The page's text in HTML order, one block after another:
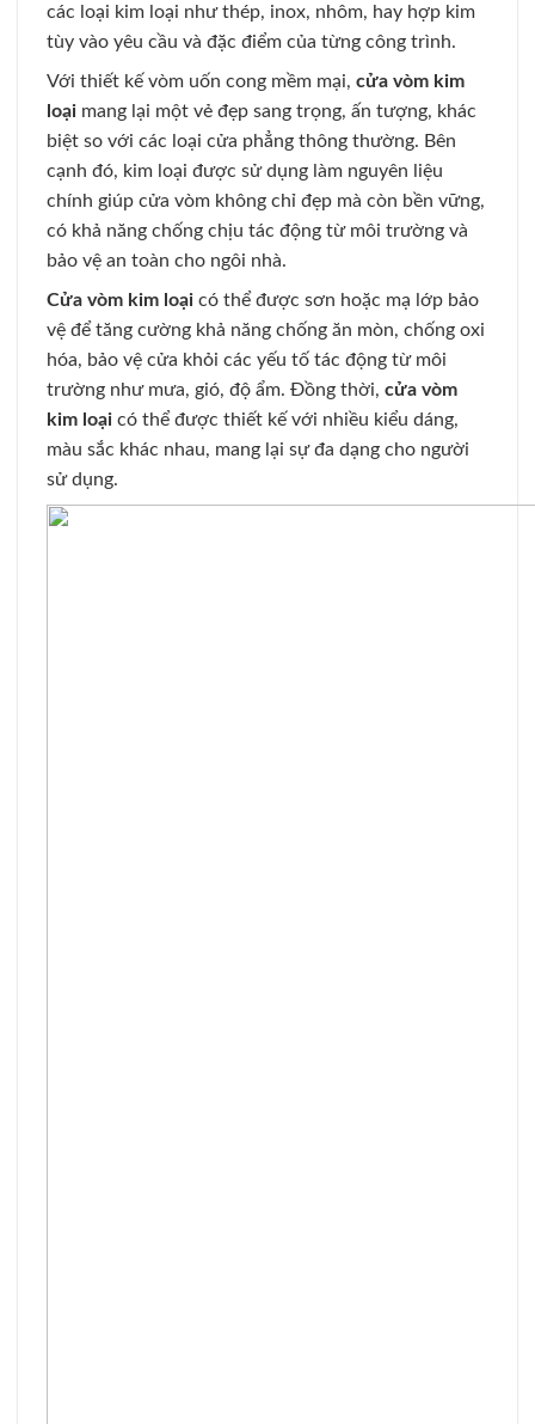
các loại kim loại như thép, inox, nhôm, hay hợp kim
tùy vào yêu cầu và đặc điểm của từng công trình.
Với thiết kế vòm uốn cong mềm mại, cửa vòm kim
loại mang lại một vẻ đẹp sang trọng, ấn tượng, khác
biệt so với các loại cửa phẳng thông thường. Bên
cạnh đó, kim loại được sử dụng làm nguyên liệu
chính giúp cửa vòm không chỉ đẹp mà còn bền vững,
có khả năng chống chịu tác động từ môi trường và
bảo vệ an toàn cho ngôi nhà.
Cửa vòm kim loại có thể được sơn hoặc mạ lớp bảo
vệ để tăng cường khả năng chống ăn mòn, chống oxi
hóa, bảo vệ cửa khỏi các yếu tố tác động từ môi
trường như mưa, gió, độ ẩm. Đồng thời, cửa vòm
kim loại có thể được thiết kế với nhiều kiểu dáng,
màu sắc khác nhau, mang lại sự đa dạng cho người
sử dụng.